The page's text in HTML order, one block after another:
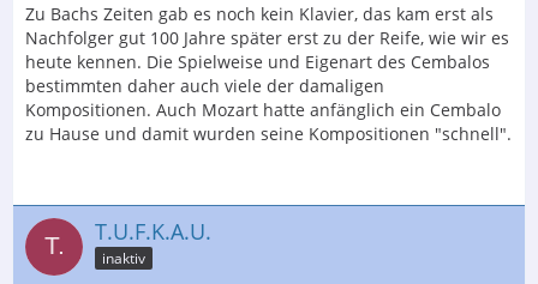
Zu Bachs Zeiten gab es noch kein Klavier, das kam erst als
Nachfolger gut 100 Jahre später erst zu der Reife, wie wir es
heute kennen. Die Spielweise und Eigenart des Cembalos
bestimmten daher auch viele der damaligen
Kompositionen. Auch Mozart hatte anfänglich ein Cembalo
zu Hause und damit wurden seine Kompositionen "schnell".
T.U.F.K.A.U.
inaktiv